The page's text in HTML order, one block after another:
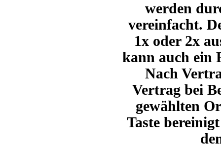
werden
vereinfacht.
1x oder 2x
kann auch ein
Nach
Vertrag bei
gewählten
Taste